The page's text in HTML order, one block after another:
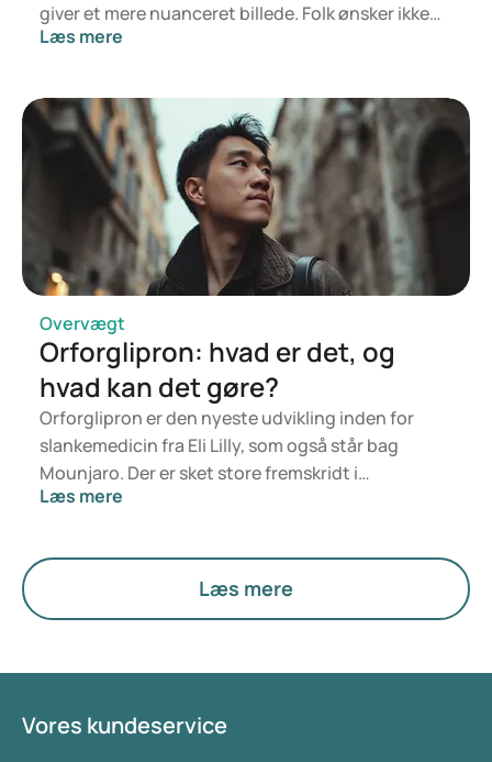
giver et mere nuanceret billede. Folk ønsker ikke
kun at tabe sig, men også at føle sig sundere, have
vil de være sikre på, at medicinen er sikker,
passende og til at betale.
Læs mere
Overvægt
Orforglipron: hvad er det, og
hvad kan det gøre?
Orforglipron er den nyeste udvikling inden for
slankemedicin fra Eli Lilly, som også står bag
Mounjaro. Der er sket store fremskridt i
behandlingen af fedme og overvægt, og nye
kunne støtte vægttab. Samtidig forskes der stadig
intensivt i nye behandlingsmuligheder.
Orforglipron er stadig under udvikling og er endnu
mod fedme og overvægt? I denne artikel ser vi
Læs mere
Læs mere
Vores kundeservice